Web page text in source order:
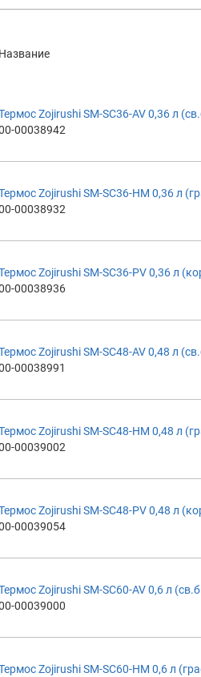
Название
Zojirushi SM-SC36-AV 0,36 л
00038942
Zojirushi SM-SC36-HM 0,36 л
00038932
Zojirushi SM-SC36-PV 0,36 л
00038936
Zojirushi SM-SC48-AV 0,48 л
00038991
Zojirushi SM-SC48-HM 0,48 л
00039002
Zojirushi SM-SC48-PV 0,48 л
00039054
Zojirushi SM-SC60-AV 0,6 л
00039000
Zojirushi SM-SC60-HM 0,6 л